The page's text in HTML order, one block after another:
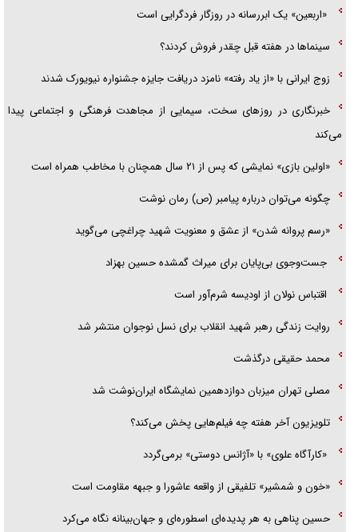
«اربعین» یک ابررسانه در روزگار فردگرایی است
سینما‌ها در هفته قبل چقدر فروش کردند؟
زوج ایرانی با «از یاد رفته» نامزد دریافت جایزه جشنواره نیویورک شدند
خبرنگاری در روزهای سخت، سیمایی از مجاهدت فرهنگی و اجتماعی پیدا
می‌کند
«اولین بازی» نمایشی که پس از ۲۱ سال همچنان با مخاطب همراه است
چگونه می‌توان درباره پیامبر (ص) رمان نوشت
«رسم پروانه شدن» از عشق و معنویت شهید چراغچی می‌گوید
جست‌وجوی بی‌پایان برای میراث گمشده حسین بهزاد
اقتباس نولان از اودیسه شرم‌آور است
روایت زندگی رهبر شهید انقلاب برای نسل نوجوان منتشر شد
محمد حقیقی درگذشت
مصلی تهران میزبان دوازدهمین نمایشگاه ایران‌نوشت شد
تلویزیون آخر هفته چه فیلم‌هایی پخش می‌کند؟
«کارآگاه علوی» با «آژانس دوستی» برمی‌گردد
«خون و شمشیر» تلفیقی از واقعه عاشورا و جبهه مقاومت است
حسین پناهی به هر پدیده‌ای اسطوره‌ای و جهان‌بینانه نگاه می‌کرد